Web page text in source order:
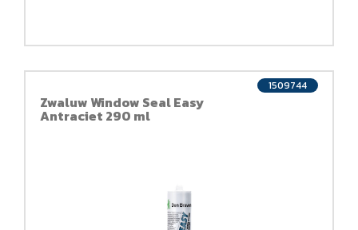
Zwaluw Window Seal Easy
Antraciet 290 ml
1509744